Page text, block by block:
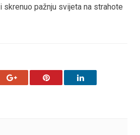
pažnju svijeta na strahote
Google+ Pinterest LinkedIn